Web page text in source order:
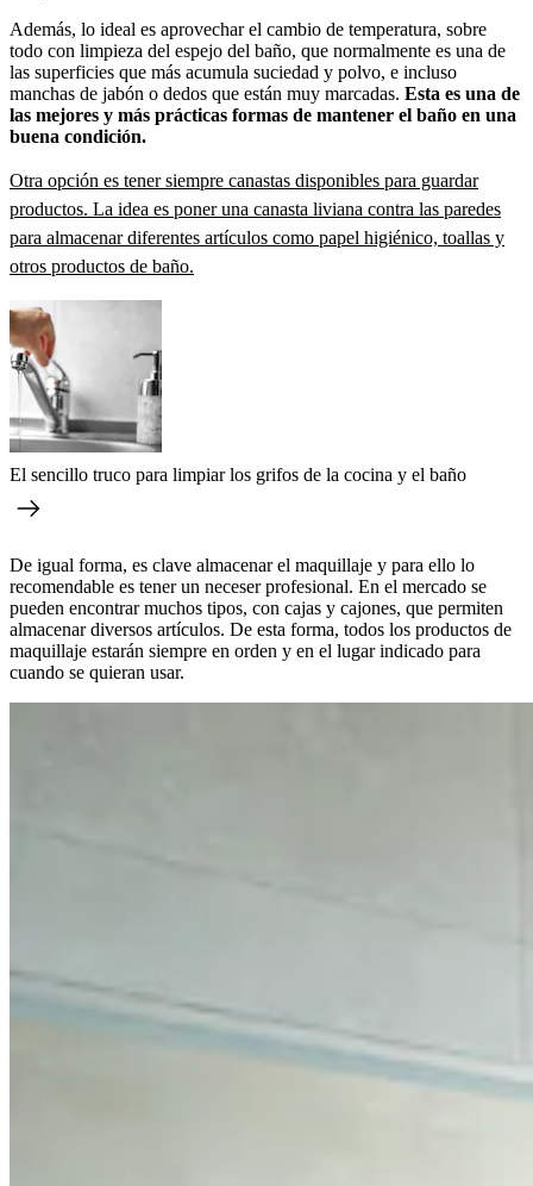
Además, lo ideal es aprovechar el cambio de temperatura, sobre
todo con limpieza del espejo del baño, que normalmente es una de
las superficies que más acumula suciedad y polvo, e incluso
manchas de jabón o dedos que están muy marcadas. Esta es una de
las mejores y más prácticas formas de mantener el baño en una
buena condición.
Otra opción es tener siempre canastas disponibles para guardar
productos. La idea es poner una canasta liviana contra las paredes
para almacenar diferentes artículos como papel higiénico, toallas y
otros productos de baño.
El sencillo truco para limpiar los grifos de la cocina y el baño
De igual forma, es clave almacenar el maquillaje y para ello lo
recomendable es tener un neceser profesional. En el mercado se
pueden encontrar muchos tipos, con cajas y cajones, que permiten
almacenar diversos artículos. De esta forma, todos los productos de
maquillaje estarán siempre en orden y en el lugar indicado para
cuando se quieran usar.